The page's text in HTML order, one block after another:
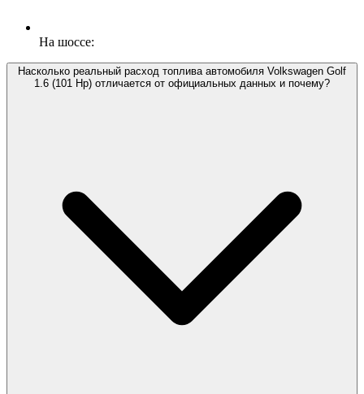
На шоссе:
Насколько реальный расход топлива автомобиля Volkswagen Golf
1.6 (101 Hp) отличается от официальных данных и почему?